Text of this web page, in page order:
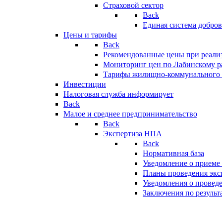
Страховой сектор
Back
Единая система
Цены и тарифы
Back
Рекомендованные цены при
Мониторинг цен по Лабинскому
Тарифы жилищно-коммунального
Инвестиции
Налоговая служба информирует
Back
Малое и среднее предпринимательство
Back
Экспертиза НПА
Back
Нормативная база
Уведомление о
Планы проведения
Уведомления о
Заключения по